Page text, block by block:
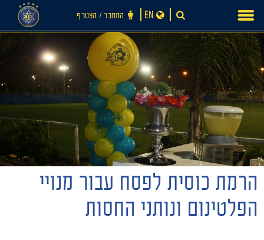
חדשות
content
התחבר ‪/‬ הצטרף EN
הרמת כוסית לפסח עבור מנויי
הפלטינום ונותני החסות